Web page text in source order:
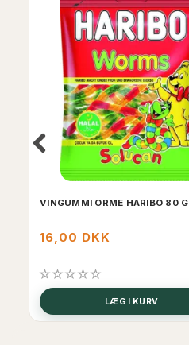
VINGUMMI ORME HARIBO 80 G
16,00 DKK
LÆG I KURV